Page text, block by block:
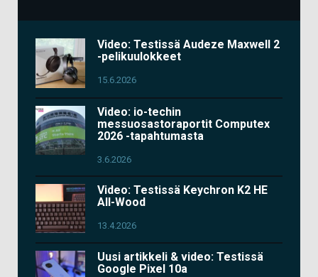
Video: Testissä Audeze Maxwell 2
-pelikuulokkeet
15.6.2026
Video: io-techin
messuosastoraportit Computex
2026 -tapahtumasta
3.6.2026
Video: Testissä Keychron K2 HE
All-Wood
13.4.2026
Uusi artikkeli & video: Testissä
Google Pixel 10a